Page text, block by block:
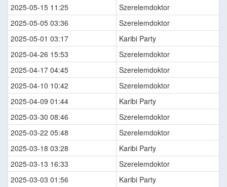
2025-05-15 11:25
Szerelemdoktor
2025-05-05 03:36
Szerelemdoktor
2025-05-01 03:17
Karibi Party
2025-04-26 15:53
Szerelemdoktor
2025-04-17 04:45
Szerelemdoktor
2025-04-10 10:42
Szerelemdoktor
2025-04-09 01:44
Karibi Party
2025-03-30 08:46
Szerelemdoktor
2025-03-22 05:48
Szerelemdoktor
2025-03-18 03:28
Karibi Party
2025-03-13 16:33
Szerelemdoktor
2025-03-03 01:56
Karibi Party